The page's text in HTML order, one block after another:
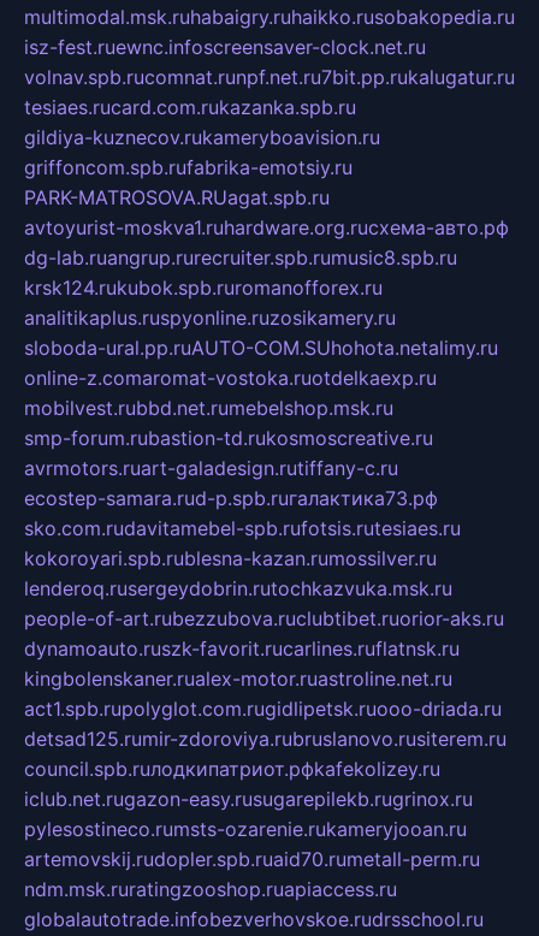
multimodal.msk.ruhabaigry.ruhaikko.rusobakopedia.ru
isz-fest.ruewnc.infoscreensaver-clock.net.ru
volnav.spb.rucomnat.runpf.net.ru7bit.pp.rukalugatur.ru
tesiaes.rucard.com.rukazanka.spb.ru
gildiya-kuznecov.rukameryboavision.ru
griffoncom.spb.rufabrika-emotsiy.ru
PARK-MATROSOVA.RUagat.spb.ru
avtoyurist-moskva1.ruhardware.org.ruсхема-авто.рф
dg-lab.ruangrup.rurecruiter.spb.rumusic8.spb.ru
krsk124.rukubok.spb.ruromanofforex.ru
analitikaplus.ruspyonline.ruzosikamery.ru
sloboda-ural.pp.ruAUTO-COM.SUhohota.netalimy.ru
online-z.comaromat-vostoka.ruotdelkaexp.ru
mobilvest.rubbd.net.rumebelshop.msk.ru
smp-forum.rubastion-td.rukosmoscreative.ru
avrmotors.ruart-galadesign.rutiffany-c.ru
ecostep-samara.rud-p.spb.ruгалактика73.рф
sko.com.rudavitamebel-spb.rufotsis.rutesiaes.ru
kokoroyari.spb.rublesna-kazan.rumossilver.ru
lenderoq.rusergeydobrin.rutochkazvuka.msk.ru
people-of-art.rubezzubova.ruclubtibet.ruorior-aks.ru
dynamoauto.ruszk-favorit.rucarlines.ruflatnsk.ru
kingbolenskaner.rualex-motor.ruastroline.net.ru
act1.spb.rupolyglot.com.rugidlipetsk.ruooo-driada.ru
detsad125.rumir-zdoroviya.rubruslanovo.rusiterem.ru
council.spb.ruлодкипатриот.рфkafekolizey.ru
iclub.net.rugazon-easy.rusugarepilekb.rugrinox.ru
pylesostineco.rumsts-ozarenie.rukameryjooan.ru
artemovskij.rudopler.spb.ruaid70.rumetall-perm.ru
ndm.msk.ruratingzooshop.ruapiaccess.ru
globalautotrade.infobezverhovskoe.rudrsschool.ru